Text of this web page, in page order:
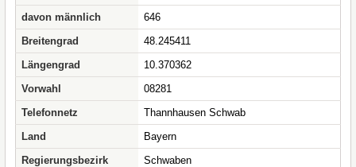
davon männlich
646
Breitengrad
48.245411
Längengrad
10.370362
Vorwahl
08281
Telefonnetz
Thannhausen Schwab
Land
Bayern
Regierungsbezirk
Schwaben